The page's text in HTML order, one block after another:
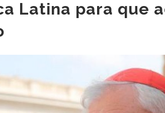
Latina para que